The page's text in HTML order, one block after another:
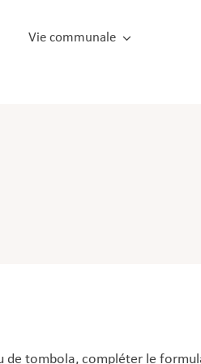
Vie communale
de tombola, compléter le